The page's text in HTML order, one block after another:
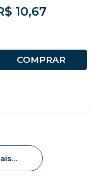
10,67
COMPRAR